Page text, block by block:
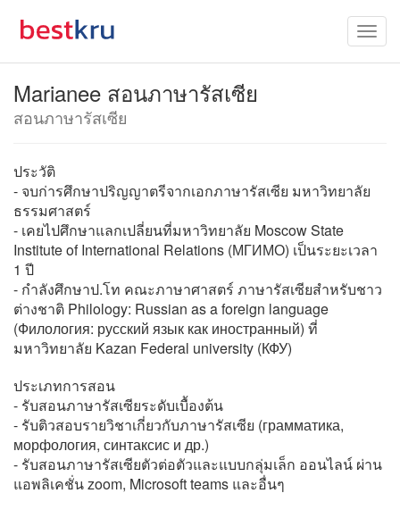
Marianee สอนภาษารัสเซีย
สอนภาษารัสเซีย
ประวัติ
- จบก่ารศึกษาปริญญาตรีจากเอกภาษารัสเซีย มหาวิทยาลัย
ธรรมศาสตร์
- เคยไปศึกษาแลกเปลี่ยนที่มหาวิทยาลัย Moscow State
Institute of International Relations (МГИМО) เป็นระยะเวลา
1 ปี
- กำลังศึกษาป.โท คณะภาษาศาสตร์ ภาษารัสเซียสำหรับชาว
ต่างชาติ Philology: Russian as a foreign language
(Филология: русский язык как иностранный) ที่
มหาวิทยาลัย Kazan Federal university (КФУ)
ประเภทการสอน
- รับสอนภาษารัสเซียระดับเบื้องต้น
- รับติวสอบรายวิชาเกี่ยวกับภาษารัสเซีย (грамматика,
морфология, синтаксис и др.)
- รับสอนภาษารัสเซียตัวต่อตัวและแบบกลุ่มเล็ก ออนไลน์ ผ่าน
แอพลิเคชั่น zoom, Microsoft teams และอื่นๆ